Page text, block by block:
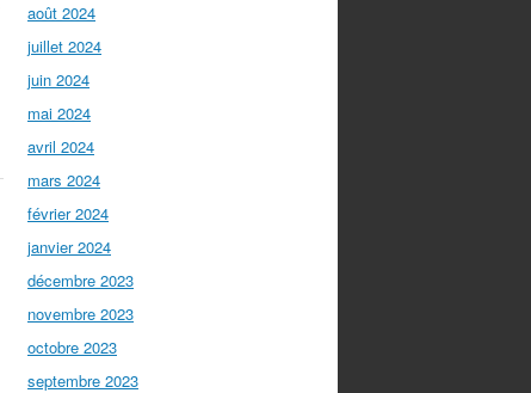
août 2024
juillet 2024
juin 2024
mai 2024
avril 2024
mars 2024
février 2024
janvier 2024
décembre 2023
novembre 2023
octobre 2023
septembre 2023